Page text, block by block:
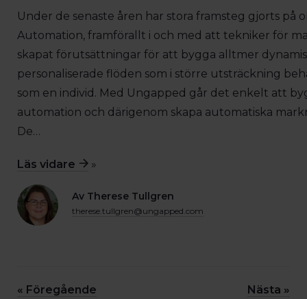
Under de senaste åren har stora framsteg gjorts på
Automation, framförallt i och med att tekniker för
skapat förutsättningar för att bygga alltmer
personaliserade flöden som i större utsträckning
som en individ. Med Ungapped går det enkelt att
automation och därigenom skapa automatiska
De…
Läs vidare »
Av Therese Tullgren
therese.tullgren@ungapped.com
« Föregående Nästa »